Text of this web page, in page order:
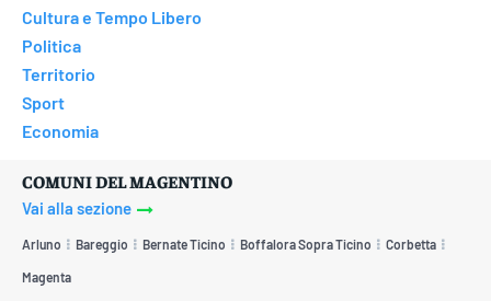
Cultura e Tempo Libero
Politica
Territorio
Sport
Economia
COMUNI DEL MAGENTINO
Vai alla sezione
Arluno Bareggio Bernate Ticino Boffalora Sopra Ticino Corbetta
Magenta